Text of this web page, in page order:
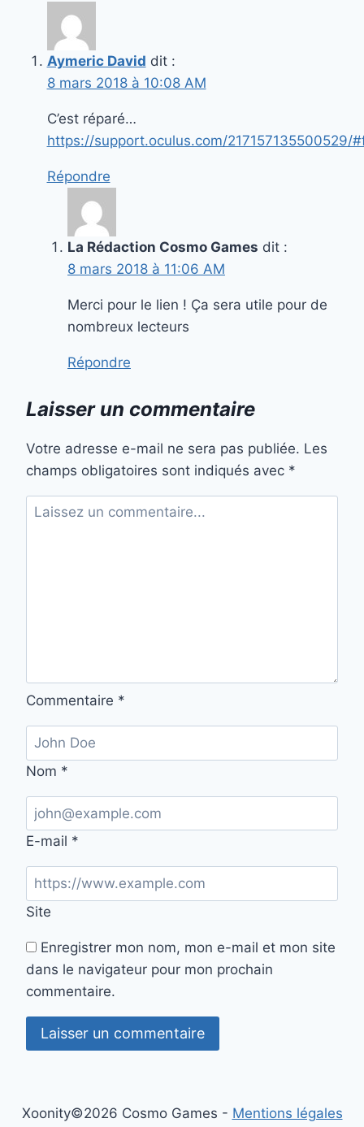
Aymeric David dit :
8 mars 2018 à 10:08 AM
C’est réparé…
https://support.oculus.com/217157135500529/
Répondre
La Rédaction Cosmo Games dit :
8 mars 2018 à 11:06 AM
Merci pour le lien ! Ça sera utile pour de
nombreux lecteurs
Répondre
Laisser un commentaire
Votre adresse e-mail ne sera pas publiée. Les
champs obligatoires sont indiqués avec *
Commentaire *
Nom *
E-mail *
Site
Enregistrer mon nom, mon e-mail et mon site
dans le navigateur pour mon prochain
commentaire.
Xoonity©2026 Cosmo Games - Mentions légales